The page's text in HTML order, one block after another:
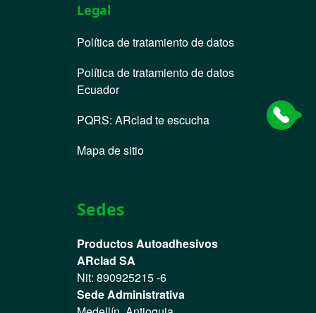
Legal
Política de tratamiento de datos
Política de tratamiento de datos
Ecuador
PQRS: ARclad te escucha
Mapa de sitio
Sedes
Productos Autoadhesivos
ARclad SA
Nit: 890925215 -6
Sede Administrativa